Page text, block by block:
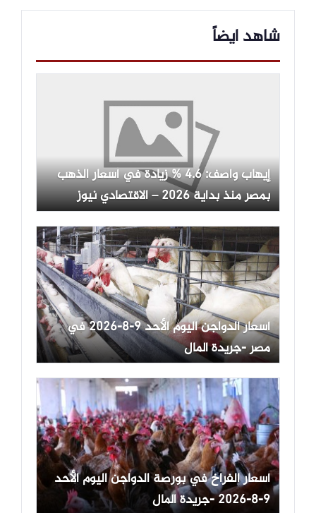
شاهد ايضاً
إيهاب واصف: 4.6 % زيادة في أسعار الذهب
بمصر منذ بداية 2026 – الاقتصادي نيوز
أسعار الدواجن اليوم الأحد 9-8-2026 في
مصر -جريدة المال
أسعار الفراخ في بورصة الدواجن اليوم الأحد
9-8-2026 -جريدة المال